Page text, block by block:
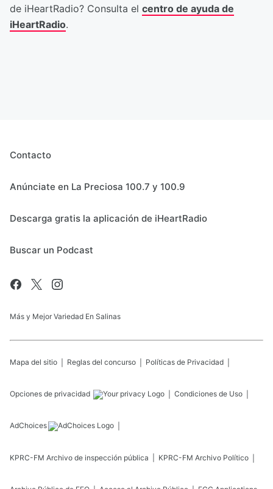
de iHeartRadio? Consulta el centro de ayuda de
iHeartRadio.
Contacto
Anúnciate en La Preciosa 100.7 y 100.9
Descarga gratis la aplicación de iHeartRadio
Buscar un Podcast
Más y Mejor Variedad En Salinas
Mapa del sitio Reglas del concurso Políticas de Privacidad
Opciones de privacidad Condiciones de Uso
AdChoices
KPRC-FM Archivo de inspección pública KPRC-FM Archivo Político